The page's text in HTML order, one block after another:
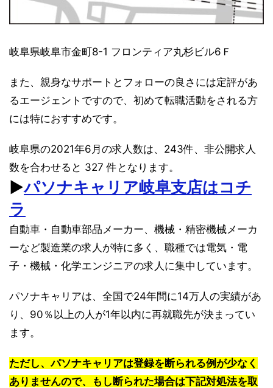
岐阜県岐阜市金町8-1 フロンティア丸杉ビル6Ｆ
また、親身なサポートとフォローの良さには定評があ
るエージェントですので、初めて転職活動をされる方
には特におすすめです。
岐阜県の2021年6月の求人数は、243件、非公開求人
数を合わせると 327 件となります。
▶︎パソナキャリア岐阜支店はコチ
ラ
自動車・自動車部品メーカー、機械・精密機械メーカ
ーなど製造業の求人が特に多く、職種では電気・電
子・機械・化学エンジニアの求人に集中しています。
パソナキャリアは、全国で24年間に14万人の実績があ
り、90％以上の人が1年以内に再就職先が決まってい
ます。
ただし、パソナキャリアは登録を断られる例が少なく
ありませんので、もし断られた場合は下記対処法を取